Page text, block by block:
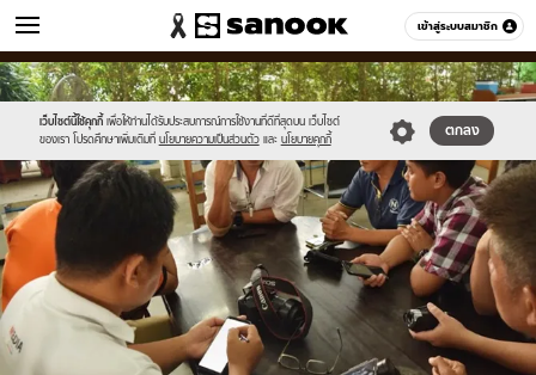
เข้าสู่ระบบสมาชิก
ข่าว หมวดอื่นๆ
เว็บไซต์นี้ใช้คุกกี้ เพื่อให้ท่านได้รับประสบการณ์การใช้งานที่ดีที่สุดบน เว็บไซต์
ของเรา โปรดศึกษาเพิ่มเติมที่ นโยบายความเป็นส่วนตัว และ นโยบายคุกกี้
ตกลง
Sanook
//s.isanook.com/sr/0/images/logo-
new-
sanook.png
600
60
//s.isanook.com/ns/0/ud/1509/7547870/news13.jpg